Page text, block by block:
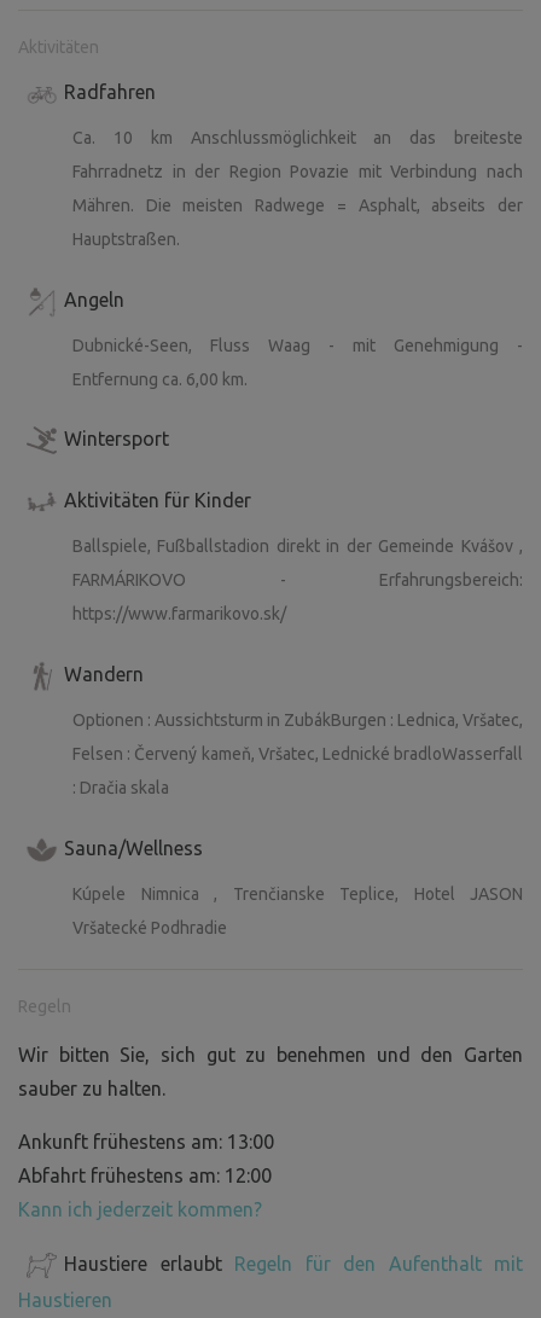
Aktivitäten
Radfahren
Ca. 10 km Anschlussmöglichkeit an das breiteste
Fahrradnetz in der Region Povazie mit Verbindung nach
Mähren. Die meisten Radwege = Asphalt, abseits der
Hauptstraßen.
Angeln
Dubnické-Seen, Fluss Waag - mit Genehmigung -
Entfernung ca. 6,00 km.
Wintersport
Aktivitäten für Kinder
Ballspiele, Fußballstadion direkt in der Gemeinde Kvášov ,
FARMÁRIKOVO - Erfahrungsbereich:
https://www.farmarikovo.sk/
Wandern
Optionen : Aussichtsturm in ZubákBurgen : Lednica, Vršatec,
Felsen : Červený kameň, Vršatec, Lednické bradloWasserfall
: Dračia skala
Sauna/Wellness
Kúpele Nimnica , Trenčianske Teplice, Hotel JASON
Vršatecké Podhradie
Regeln
Wir bitten Sie, sich gut zu benehmen und den Garten
sauber zu halten.
Ankunft frühestens am: 13:00
Abfahrt frühestens am: 12:00
Kann ich jederzeit kommen?
Haustiere erlaubt Regeln für den Aufenthalt mit
Haustieren